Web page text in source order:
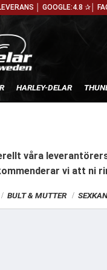
│ GOOGLE:4.8 ✰│
HARLEY-DELAR
våra
vi att ni
BULT & MUTTER